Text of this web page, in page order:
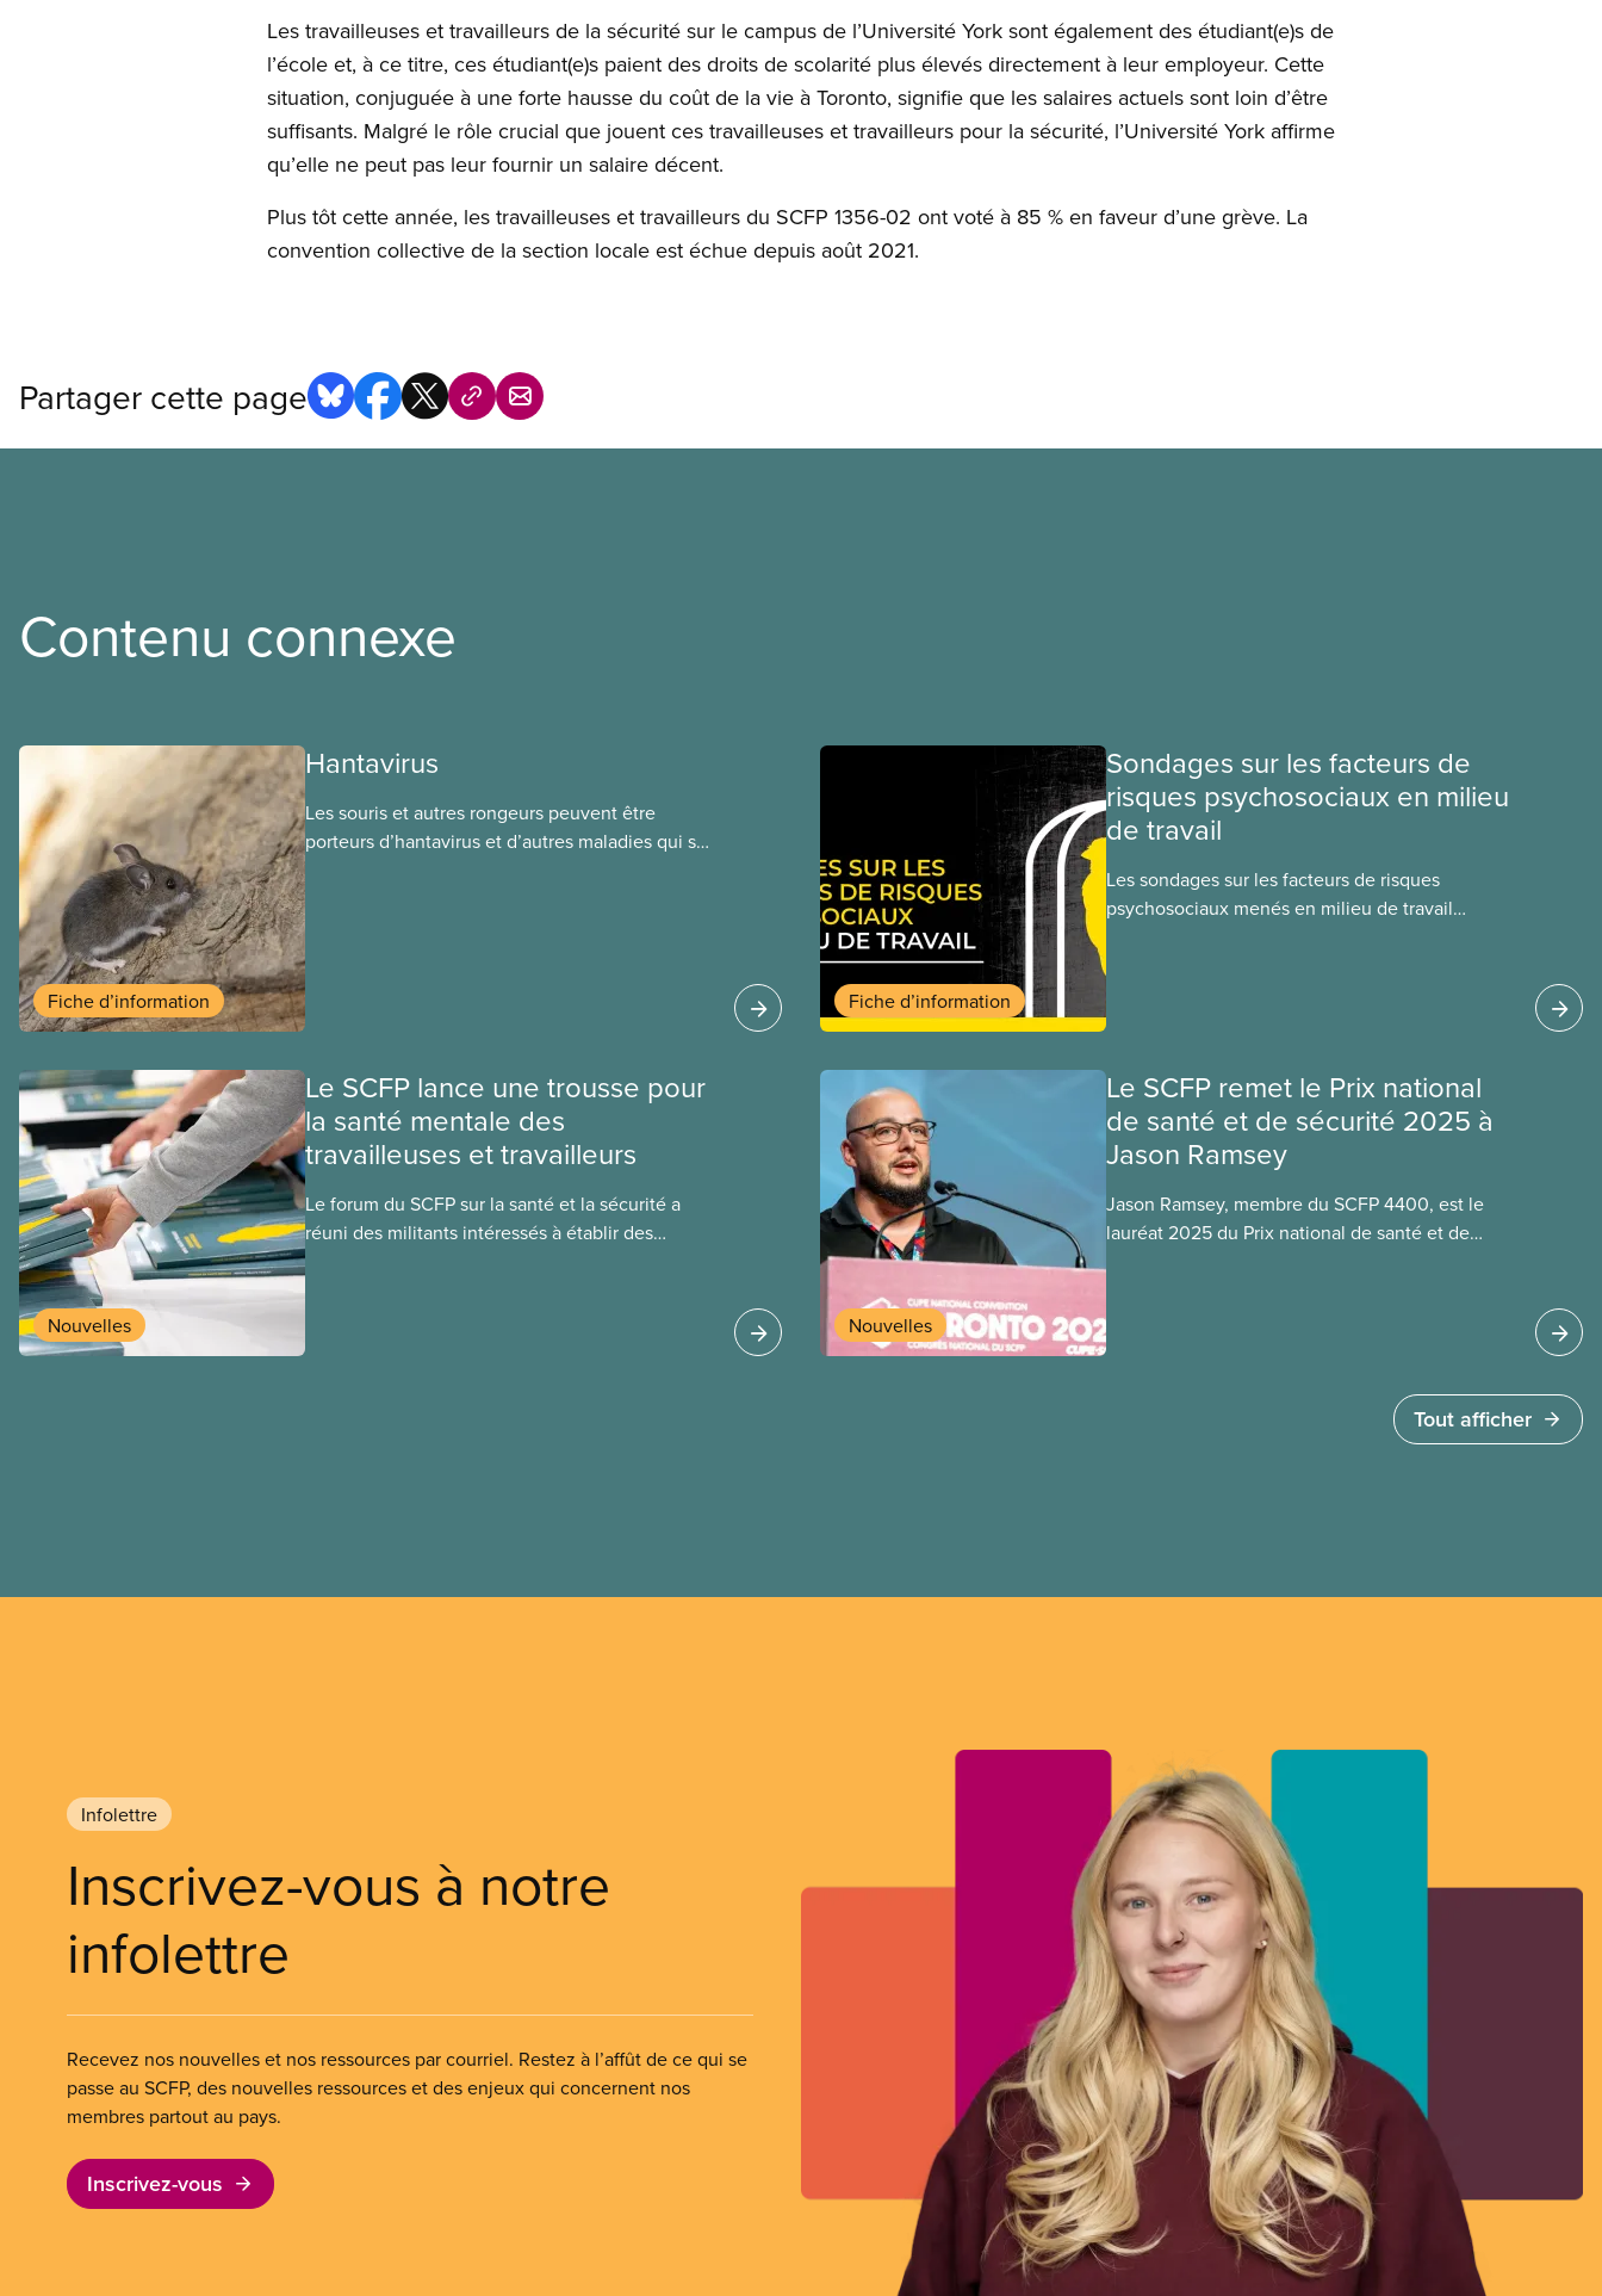
Les travailleuses et travailleurs de la sécurité sur le campus de l’Université York sont également des étudiant(e)s de
l’école et, à ce titre, ces étudiant(e)s paient des droits de scolarité plus élevés directement à leur employeur. Cette
situation, conjuguée à une forte hausse du coût de la vie à Toronto, signifie que les salaires actuels sont loin d’être
suffisants. Malgré le rôle crucial que jouent ces travailleuses et travailleurs pour la sécurité, l’Université York affirme
qu’elle ne peut pas leur fournir un salaire décent.
Plus tôt cette année, les travailleuses et travailleurs du SCFP 1356-02 ont voté à 85 % en faveur d’une grève. La
convention collective de la section locale est échue depuis août 2021.
Partager cette page
Contenu connexe
Fiche d’information
Hantavirus
Les souris et autres rongeurs peuvent être
porteurs d’hantavirus et d’autres maladies qui se
Fiche d’information
Sondages sur les facteurs de
risques psychosociaux en milieu
de travail
Les sondages sur les facteurs de risques
psychosociaux menés en milieu de travail
détecter non seulement les facteurs de risques,
mais également les forces d’une organisation sur
lesquelles nous appuyer pour apporter
des changements.
Nouvelles
Le SCFP lance une trousse pour
la santé mentale des
travailleuses et travailleurs
Le forum du SCFP sur la santé et la sécurité a
réuni des militants intéressés à établir des
Nouvelles
Le SCFP remet le Prix national
de santé et de sécurité 2025 à
Jason Ramsey
Jason Ramsey, membre du SCFP 4400, est le
lauréat 2025 du Prix national de santé et de
Tout afficher
Infolettre
Inscrivez-vous à notre
infolettre
Recevez nos nouvelles et nos ressources par courriel. Restez à l’affût de ce qui se
passe au SCFP, des nouvelles ressources et des enjeux qui concernent nos
membres partout au pays.
Inscrivez-vous